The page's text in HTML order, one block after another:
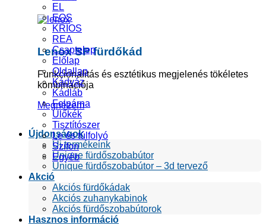
Lenox SP fürdőkád
Funkcionalitás és esztétikus megjelenés tökéletes
kombinációja
Megnézem
Újdonságok
Új termékeink
Unique fürdőszobabútor
Unique fürdőszobabútor – 3d tervező
Akció
Akciós fürdőkádak
Akciós zuhanykabinok
Akciós fürdőszobabútorok
Hasznos információ
EL
EOS
KRIOS
REA
Csaptelep
Előlap
Oldallap
Kádváz
Kádláb
Fejpárna
Ülőkék
Tisztítószer
Le és túlfolyó
Szifon
Egyéb